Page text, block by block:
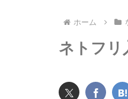
ホーム
ネトフリ